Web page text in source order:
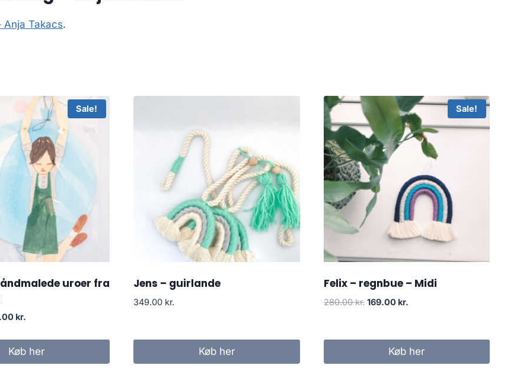
Anja Takacs.
Sale!
uroer fra
kr.
Køb her
Jens – guirlande
349.00 kr.
Køb her
Sale!
Felix – regnbue – Midi
280.00kr. 169.00 kr.
Køb her